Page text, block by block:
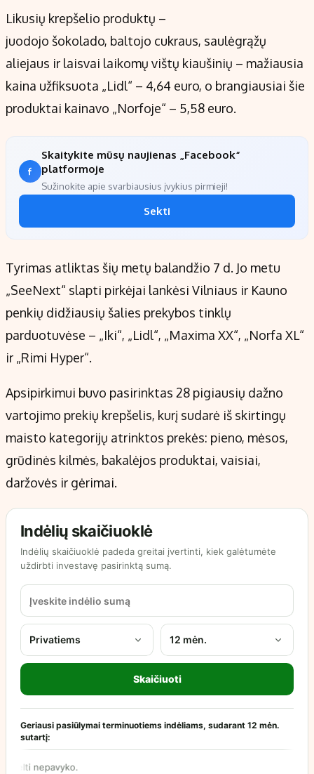
Likusių krepšelio produktų –
juodojo šokolado, baltojo cukraus, saulėgrąžų
aliejaus ir laisvai laikomų vištų kiaušinių – mažiausia
kaina užfiksuota „Lidl“ – 4,64 euro, o brangiausiai šie
produktai kainavo „Norfoje“ – 5,58 euro.
Skaitykite mūsų naujienas „Facebook“
platformoje
Sužinokite apie svarbiausius įvykius pirmieji!
Sekti
Tyrimas atliktas šių metų balandžio 7 d. Jo metu
„SeeNext“ slapti pirkėjai lankėsi Vilniaus ir Kauno
penkių didžiausių šalies prekybos tinklų
parduotuvėse – „Iki“, „Lidl“, „Maxima XX“, „Norfa XL“
ir „Rimi Hyper“.
Apsipirkimui buvo pasirinktas 28 pigiausių dažno
vartojimo prekių krepšelis, kurį sudarė iš skirtingų
maisto kategorijų atrinktos prekės: pieno, mėsos,
grūdinės kilmės, bakalėjos produktai, vaisiai,
daržovės ir gėrimai.